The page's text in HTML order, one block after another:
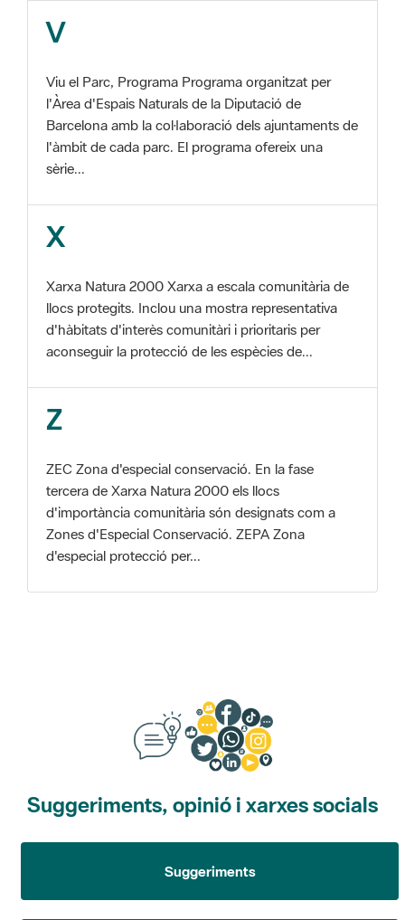
l'Àrea d'Espais Naturals de la Diputació de
l'àmbit de cada parc. El programa ofereix una
sèrie...
X
llocs protegits. Inclou una mostra representativa
aconseguir la protecció de les espècies de...
Z
tercera de Xarxa Natura 2000 els llocs
Zones d'Especial Conservació. ZEPA Zona
d'especial protecció per...
Suggeriments, opinió i xarxes socials
Suggeriments
Opina